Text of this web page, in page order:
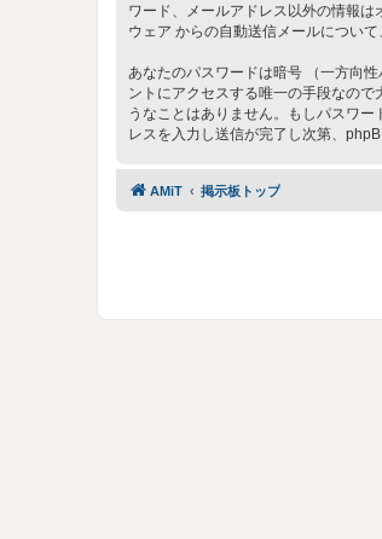
ワード、メールアドレス以外の情報
ウェア からの自動送信メールについ
あなたのパスワードは暗号 （一方向
ントにアクセスする唯一の手段なの
うなことはありません。もしパスワ
レスを入力し送信が完了し次第、
AMiT 掲示板トップ